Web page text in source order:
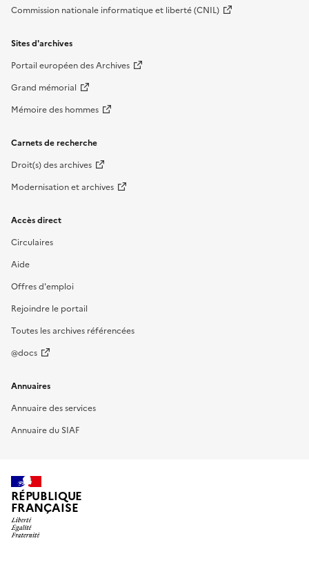
Commission nationale informatique et liberté (CNIL)
Sites d'archives
Portail européen des Archives
Grand mémorial
Mémoire des hommes
Carnets de recherche
Droit(s) des archives
Modernisation et archives
Accès direct
Circulaires
Aide
Offres d'emploi
Rejoindre le portail
Toutes les archives référencées
@docs
Annuaires
Annuaire des services
Annuaire du SIAF
RÉPUBLIQUE
FRANÇAISE